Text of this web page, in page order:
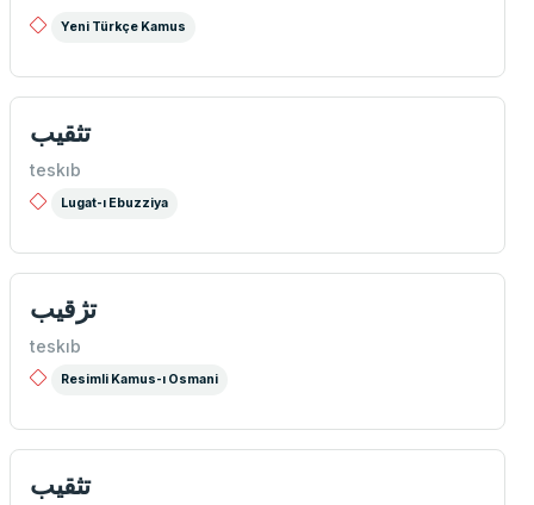
Yeni Türkçe Kamus
تثقیب
teskıb
Lugat-ı Ebuzziya
تژقیب
teskıb
Resimli Kamus-ı Osmani
تثقیب